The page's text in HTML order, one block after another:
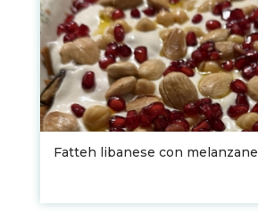
Fatteh libanese con melanzane